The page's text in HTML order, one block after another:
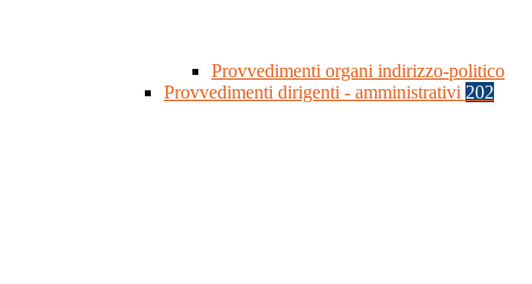
Provvedimenti organi indirizzo-politico
Provvedimenti dirigenti - amministrativi 202